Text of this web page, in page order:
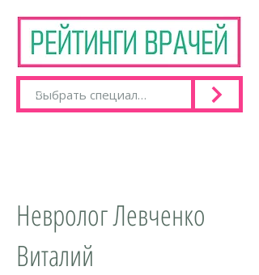
Невролог Левченко
Виталий